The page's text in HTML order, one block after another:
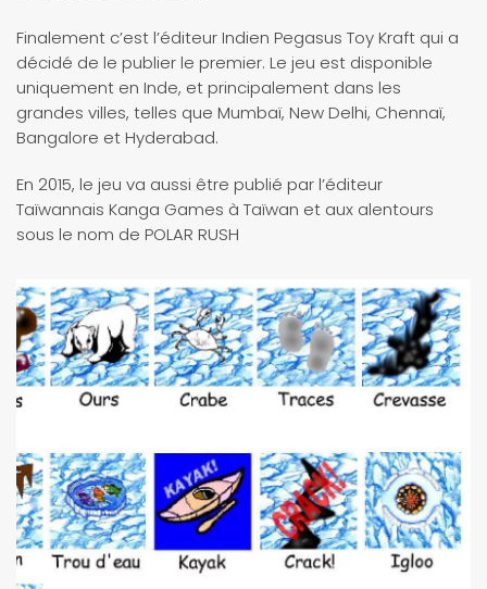
Finalement c’est l’éditeur Indien Pegasus Toy Kraft qui a
décidé de le publier le premier. Le jeu est disponible
uniquement en Inde, et principalement dans les
grandes villes, telles que Mumbaï, New Delhi, Chennaï,
Bangalore et Hyderabad.
En 2015, le jeu va aussi être publié par l’éditeur
Taïwannais Kanga Games à Taïwan et aux alentours
sous le nom de POLAR RUSH